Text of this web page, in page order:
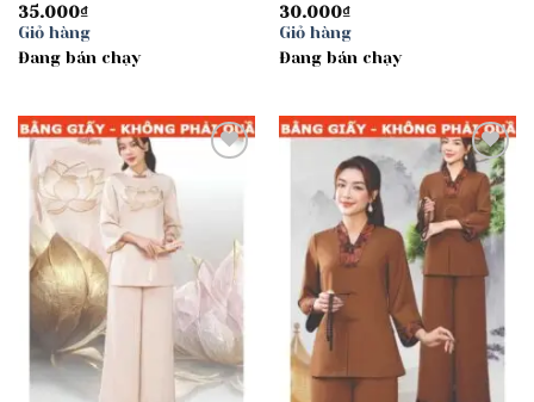
35.000₫
Giỏ hàng
Đang bán chạy
30.000₫
Giỏ hàng
Đang bán chạy
Add to
wishlist